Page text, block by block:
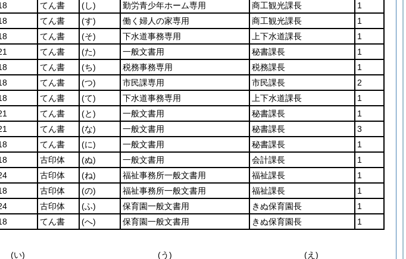
てん書 (し) 勤労青少年ホーム専用 商工観光課長
1
てん書 (す) 働く婦人の家専用 商工観光課長
1
てん書 (そ) 下水道事務専用 上下水道課長
1
てん書 (た) 一般文書用 秘書課長
1
てん書 (ち) 税務事務専用 税務課長
1
てん書 (つ) 市民課専用 市民課長
2
てん書 (て) 下水道事務専用 上下水道課長
1
てん書 (と) 一般文書用 秘書課長
1
てん書 (な) 一般文書用 秘書課長
3
てん書 (に) 一般文書用 秘書課長
1
古印体 (ぬ) 一般文書用 会計課長
1
古印体 (ね) 福祉事務所一般文書用 福祉課長
1
古印体 (の) 福祉事務所一般文書用 福祉課長
1
古印体 (ふ) 保育園一般文書用 きぬ保育園長
1
てん書 (へ) 保育園一般文書用 きぬ保育園長
1
(い) (う) (え)